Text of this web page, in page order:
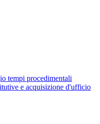
tempi procedimentali
e acquisizione d'ufficio